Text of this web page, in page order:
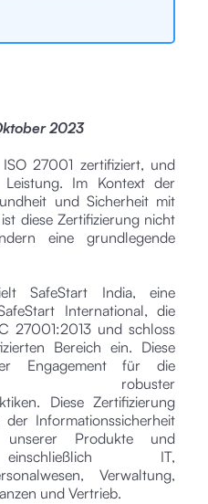
2023
27001 zertifiziert, und
Im Kontext der
und Sicherheit mit
diese Zertifizierung nicht
eine grundlegende
SafeStart India, eine
International, die
27001:2013 und schloss
Bereich ein. Diese
Engagement für die
robuster
Diese Zertifizierung
Informationssicherheit
Produkte und
einschließlich IT,
Verwaltung,
und Vertrieb.